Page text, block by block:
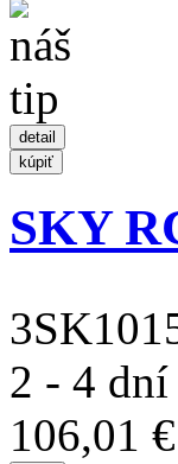
SKY
2 - 4 dní
106,01 €